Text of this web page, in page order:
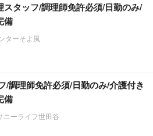
スタッフ/調理師免許必須/日勤のみ/
備
ターそよ風
/調理師免許必須/日勤のみ/介護付き
備
ニーライフ世田谷